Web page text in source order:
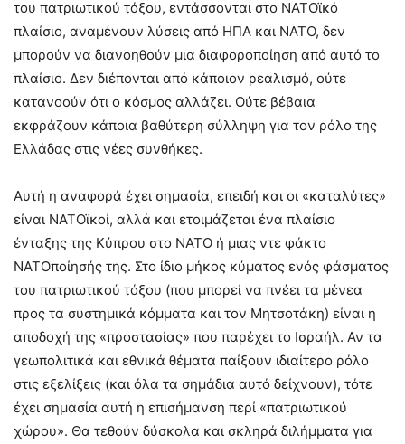
του πατριωτικού τόξου, εντάσσονται στο ΝΑΤΟϊκό
πλαίσιο, αναμένουν λύσεις από ΗΠΑ και ΝΑΤΟ, δεν
μπορούν να διανοηθούν μια διαφοροποίηση από αυτό το
πλαίσιο. Δεν διέπονται από κάποιον ρεαλισμό, ούτε
κατανοούν ότι ο κόσμος αλλάζει. Ούτε βέβαια
εκφράζουν κάποια βαθύτερη σύλληψη για τον ρόλο της
Ελλάδας στις νέες συνθήκες.
Αυτή η αναφορά έχει σημασία, επειδή και οι «καταλύτες»
είναι ΝΑΤΟϊκοί, αλλά και ετοιμάζεται ένα πλαίσιο
ένταξης της Κύπρου στο ΝΑΤΟ ή μιας ντε φάκτο
ΝΑΤΟποίησής της. Στο ίδιο μήκος κύματος ενός φάσματος
του πατριωτικού τόξου (που μπορεί να πνέει τα μένεα
προς τα συστημικά κόμματα και τον Μητσοτάκη) είναι η
αποδοχή της «προστασίας» που παρέχει το Ισραήλ. Αν τα
γεωπολιτικά και εθνικά θέματα παίξουν ιδιαίτερο ρόλο
στις εξελίξεις (και όλα τα σημάδια αυτό δείχνουν), τότε
έχει σημασία αυτή η επισήμανση περί «πατριωτικού
χώρου». Θα τεθούν δύσκολα και σκληρά διλήμματα για